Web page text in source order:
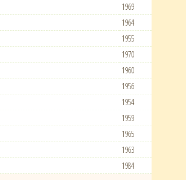
1969
1964
1955
1970
1960
1956
1954
1959
1965
1963
1984